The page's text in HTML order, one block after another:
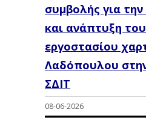
συμβολής για
και ανάπτυξη
εργοστασίου
Λαδόπουλου
ΣΔΙΤ
08-06-2026